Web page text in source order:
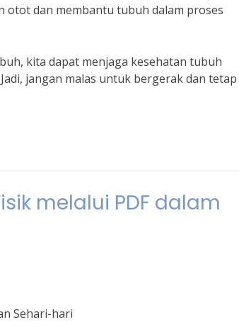
dan membantu tubuh dalam proses
kita dapat menjaga kesehatan tubuh
jangan malas untuk bergerak dan tetap
melalui PDF dalam
Sehari-hari